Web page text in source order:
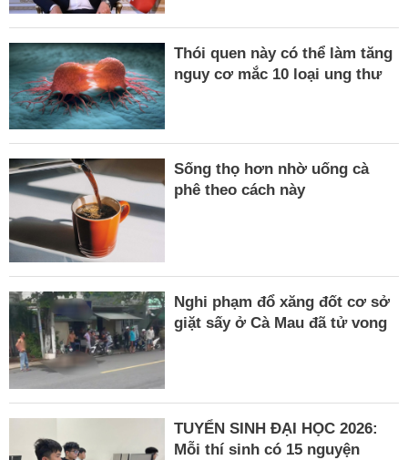
Thói quen này có thể làm tăng
nguy cơ mắc 10 loại ung thư
Sống thọ hơn nhờ uống cà
phê theo cách này
Nghi phạm đổ xăng đốt cơ sở
giặt sấy ở Cà Mau đã tử vong
TUYỂN SINH ĐẠI HỌC 2026:
Mỗi thí sinh có 15 nguyện